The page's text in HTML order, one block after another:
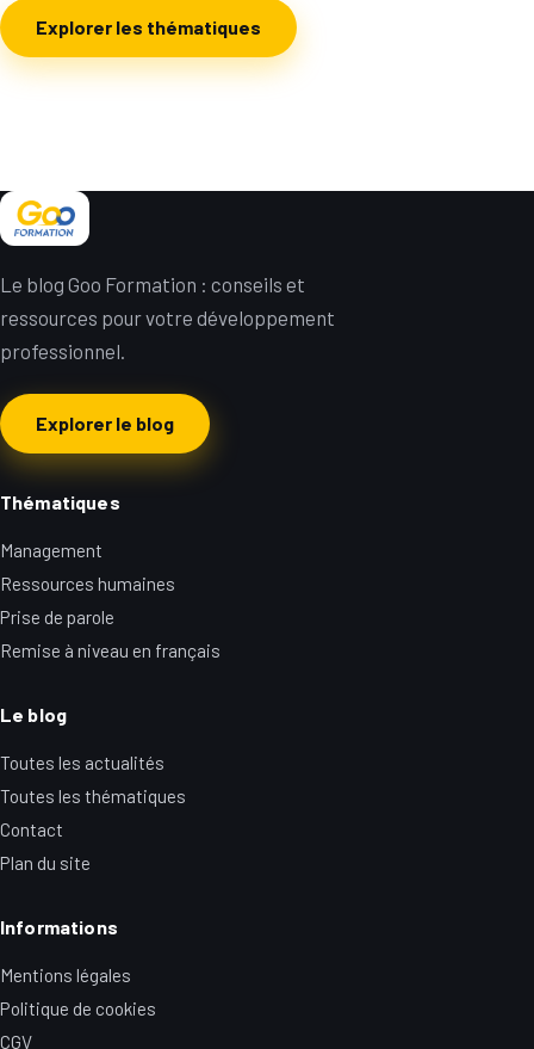
Explorer les thématiques
Le blog Goo Formation : conseils et
ressources pour votre développement
professionnel.
Explorer le blog
Thématiques
Management
Ressources humaines
Prise de parole
Remise à niveau en français
Le blog
Toutes les actualités
Toutes les thématiques
Contact
Plan du site
Informations
Mentions légales
Politique de cookies
CGV